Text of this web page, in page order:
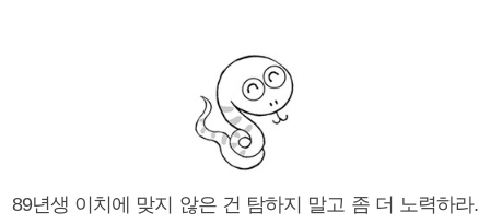
89년생 이치에 맞지 않은 건 탐하지 말고 좀 더 노력하라.